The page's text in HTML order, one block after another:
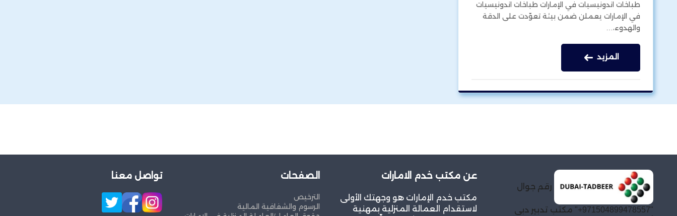
طباخات اندونيسيات في الإمارات طباخات اندونيسيات
في الإمارات يعملن ضمن بيئة تعوّدت على الدقة
والهدوء،…
المزيد
رقم جوال
"971504899478557+" مكتب تدبير دبي
عن مكتب خدم الامارات
مكتب خدم الإمارات هو وجهتك الأولى
لاستقدام العمالة المنزلية بمهنية
الصفحات
الترخيص
الرسوم والشفافية المالية
تواصل معنا